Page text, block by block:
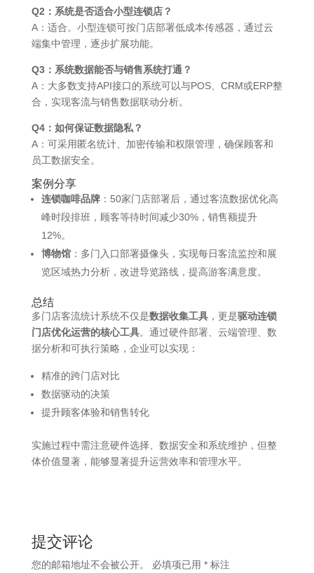
Q2：系统是否适合小型连锁店？
A：适合。小型连锁可按门店部署低成本传感器，通过云
端集中管理，逐步扩展功能。
Q3：系统数据能否与销售系统打通？
A：大多数支持API接口的系统可以与POS、CRM或ERP整
合，实现客流与销售数据联动分析。
Q4：如何保证数据隐私？
A：可采用匿名统计、加密传输和权限管理，确保顾客和
员工数据安全。
案例分享
连锁咖啡品牌：50家门店部署后，通过客流数据优化高
峰时段排班，顾客等待时间减少30%，销售额提升
12%。
博物馆：多门入口部署摄像头，实现每日客流监控和展
览区域热力分析，改进导览路线，提高游客满意度。
总结
多门店客流统计系统不仅是数据收集工具，更是驱动连锁
门店优化运营的核心工具。通过硬件部署、云端管理、数
据分析和可执行策略，企业可以实现：
精准的跨门店对比
数据驱动的决策
提升顾客体验和销售转化
实施过程中需注意硬件选择、数据安全和系统维护，但整
体价值显著，能够显著提升运营效率和管理水平。
提交评论
您的邮箱地址不会被公开。 必填项已用 *标注